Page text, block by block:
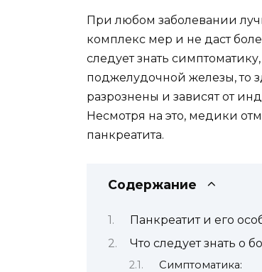
При любом заболевании
комплекс мер и не даст
следует знать
поджелудочной железы, то
разрознены и зависят от
Несмотря на это, медики
панкреатита.
Содержание
Панкреатит и его
Что следует знать о
Симптоматика: